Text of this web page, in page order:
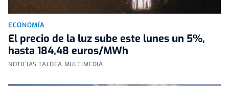
ECONOMÍA
El precio de la luz sube este lunes un 5%,
hasta 184,48 euros/MWh
NOTICIAS TALDEA MULTIMEDIA